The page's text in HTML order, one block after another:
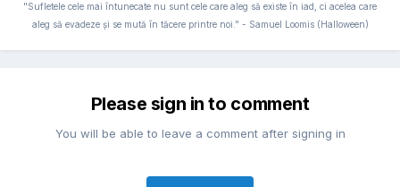
"Sufletele cele mai întunecate nu sunt cele care aleg să existe în iad, ci acelea care
aleg să evadeze și se mută în tăcere printre noi." - Samuel Loomis (Halloween)
Please sign in to comment
You will be able to leave a comment after signing in